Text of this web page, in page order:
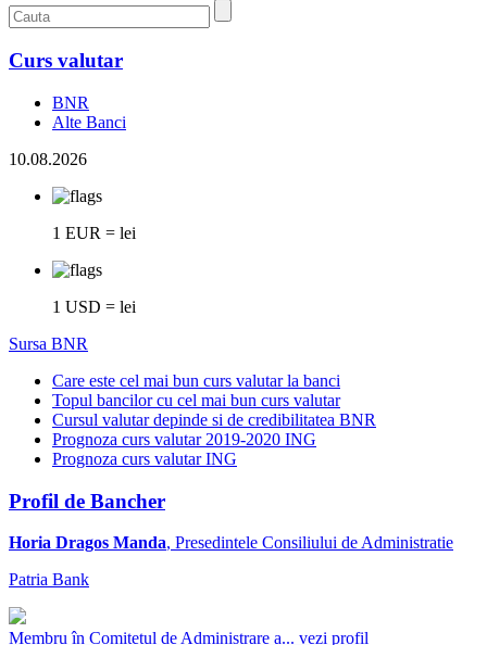
Curs valutar
BNR
Alte Banci
10.08.2026
1 EUR = lei
1 USD = lei
Sursa BNR
Care este cel mai bun curs valutar la banci
Topul bancilor cu cel mai bun curs valutar
Cursul valutar depinde si de credibilitatea BNR
Prognoza curs valutar 2019-2020 ING
Prognoza curs valutar ING
Profil de Bancher
Horia Dragos Manda, Presedintele Consiliului de Administratie
Patria Bank
Membru în Comitetul de Administrare a... vezi profil